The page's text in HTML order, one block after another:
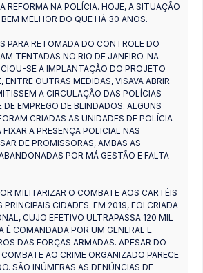
REFORMA NA POLÍCIA. HOJE, A SITUAÇÃO
MELHOR DO QUE HÁ 30 ANOS.
PARA RETOMADA DO CONTROLE DO
TENTADAS NO RIO DE JANEIRO. NA
SE A IMPLANTAÇÃO DO PROJETO
ENTRE OUTRAS MEDIDAS, VISAVA ABRIR
A CIRCULAÇÃO DAS POLÍCIAS
DE EMPREGO DE BLINDADOS. ALGUNS
CRIADAS AS UNIDADES DE POLÍCIA
FIXAR A PRESENÇA POLICIAL NAS
DE PROMISSORAS, AMBAS AS
POR MÁ GESTÃO E FALTA
MILITARIZAR O COMBATE AOS CARTÉIS
CIDADES. EM 2019, FOI CRIADA
CUJO EFETIVO ULTRAPASSA 120 MIL
É COMANDADA POR UM GENERAL E
DAS FORÇAS ARMADAS. APESAR DO
AO CRIME ORGANIZADO PARECE
SÃO INÚMERAS AS DENÚNCIAS DE